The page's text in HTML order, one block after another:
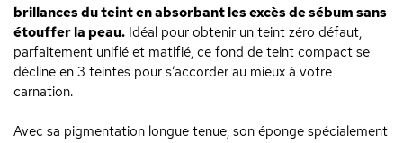
brillances du teint en absorbant les excès de sébum sans
étouffer la peau. Idéal pour obtenir un teint zéro défaut,
parfaitement unifié et matifié, ce fond de teint compact se
décline en 3 teintes pour s’accorder au mieux à votre
carnation.
Avec sa pigmentation longue tenue, son éponge spécialement